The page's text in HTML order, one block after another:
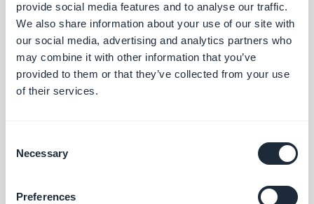
provide social media features and to analyse our traffic.
We also share information about your use of our site with
our social media, advertising and analytics partners who
may combine it with other information that you’ve
provided to them or that they’ve collected from your use
of their services.
Selection
Necessary
Preferences
tuoi follower più fedeli. Grazie al CMS, sei tu a
decidere tutto: gestione dello stato di ogni
contenuto, pubblicazione immediata, differita
o effimera, sei tu il direttore dell'orchestra.